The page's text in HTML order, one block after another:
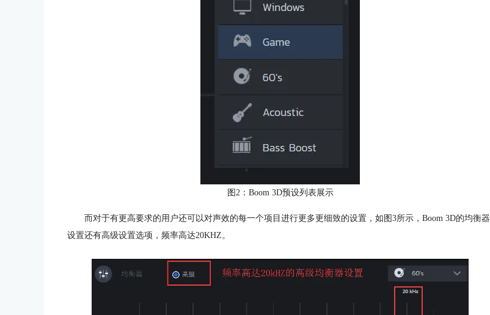
图2：Boom 3D预设列表展示
而对于有更高要求的用户还可以对声效的每一个项目进行更多更细致的设置，如图3所示，Boom 3D的均衡器
设置还有高级设置选项，频率高达20KHZ。